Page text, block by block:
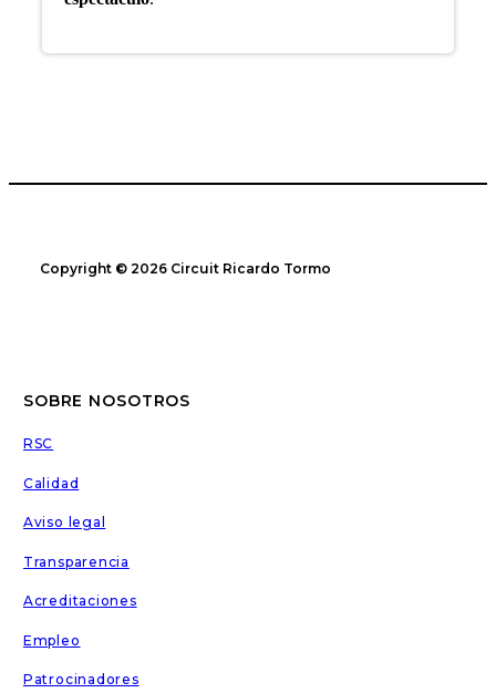
Copyright © 2026 Circuit Ricardo Tormo
SOBRE NOSOTROS
RSC
Calidad
Aviso legal
Transparencia
Acreditaciones
Empleo
Patrocinadores